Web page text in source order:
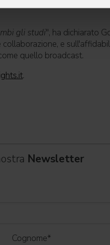
gli studi", ha dichiarato
e
quello broadcast.
.
Newsletter
Cognome*